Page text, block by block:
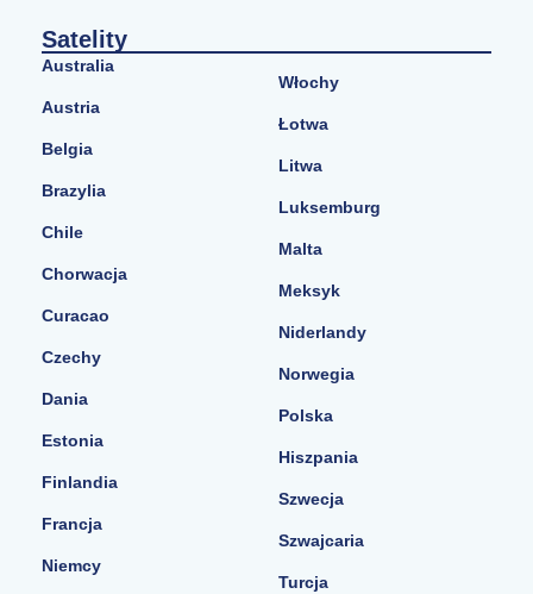
Satelity
Australia
Austria
Belgia
Brazylia
Chile
Chorwacja
Curacao
Czechy
Dania
Estonia
Finlandia
Francja
Niemcy
Włochy
Łotwa
Litwa
Luksemburg
Malta
Meksyk
Niderlandy
Norwegia
Polska
Hiszpania
Szwecja
Szwajcaria
Turcja